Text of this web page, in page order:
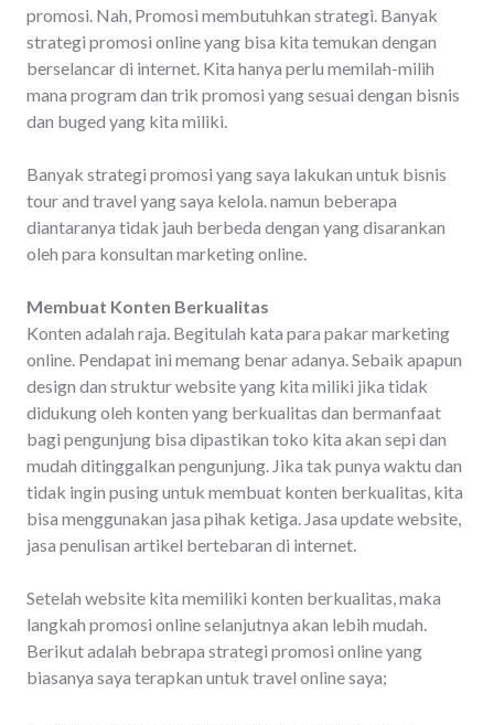
promosi. Nah, Promosi membutuhkan strategi. Banyak
strategi promosi online yang bisa kita temukan dengan
berselancar di internet. Kita hanya perlu memilah-milih
mana program dan trik promosi yang sesuai dengan bisnis
dan buged yang kita miliki.
Banyak strategi promosi yang saya lakukan untuk bisnis
tour and travel yang saya kelola. namun beberapa
diantaranya tidak jauh berbeda dengan yang disarankan
oleh para konsultan marketing online.
Membuat Konten Berkualitas
Konten adalah raja. Begitulah kata para pakar marketing
online. Pendapat ini memang benar adanya. Sebaik apapun
design dan struktur website yang kita miliki jika tidak
didukung oleh konten yang berkualitas dan bermanfaat
bagi pengunjung bisa dipastikan toko kita akan sepi dan
mudah ditinggalkan pengunjung. Jika tak punya waktu dan
tidak ingin pusing untuk membuat konten berkualitas, kita
bisa menggunakan jasa pihak ketiga. Jasa update website,
jasa penulisan artikel bertebaran di internet.
Setelah website kita memiliki konten berkualitas, maka
langkah promosi online selanjutnya akan lebih mudah.
Berikut adalah bebrapa strategi promosi online yang
biasanya saya terapkan untuk travel online saya;